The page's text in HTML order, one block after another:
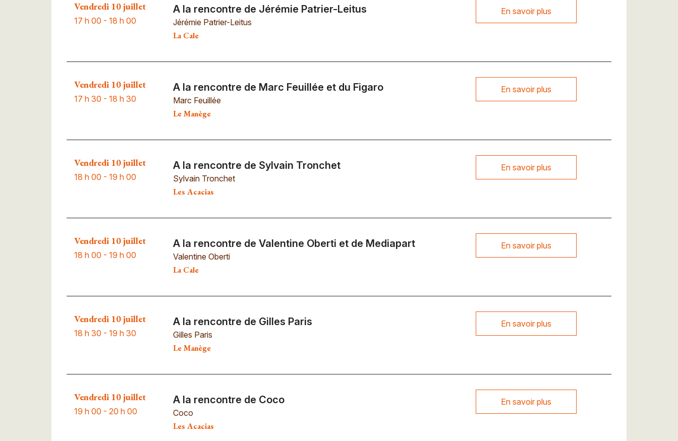
Vendredi 10 juillet
17 h 00 - 18 h 00
A la rencontre de Jérémie Patrier-Leitus
Jérémie Patrier-Leitus
La Cale
En savoir plus
Vendredi 10 juillet
17 h 30 - 18 h 30
A la rencontre de Marc Feuillée et du Figaro
Marc Feuillée
Le Manège
En savoir plus
Vendredi 10 juillet
18 h 00 - 19 h 00
A la rencontre de Sylvain Tronchet
Sylvain Tronchet
Les Acacias
En savoir plus
Vendredi 10 juillet
18 h 00 - 19 h 00
A la rencontre de Valentine Oberti et de Mediapart
Valentine Oberti
La Cale
En savoir plus
Vendredi 10 juillet
18 h 30 - 19 h 30
A la rencontre de Gilles Paris
Gilles Paris
Le Manège
En savoir plus
Vendredi 10 juillet
19 h 00 - 20 h 00
A la rencontre de Coco
Coco
Les Acacias
En savoir plus